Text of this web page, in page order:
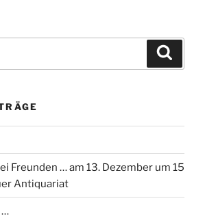
Freunden … am 13. Dezember um 15
Antiquariat
…